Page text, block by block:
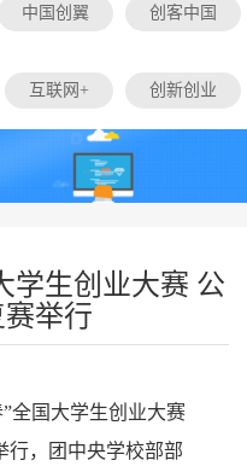
创客中国
中国创翼
创新创业
互联网+
学生创业大赛 公
举行
全国大学生创业大赛
行，团中央学校部部